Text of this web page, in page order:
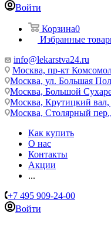
Войти
Корзина0
Избранные
info@lekarstva24.ru
Москва, пр-кт
Москва, ул. Большая
Москва, Большой
Москва, Крутицкий вал,
Москва, Столярный
Как купить
О нас
Контакты
Акции
...
+7 495 909-24-00
Войти